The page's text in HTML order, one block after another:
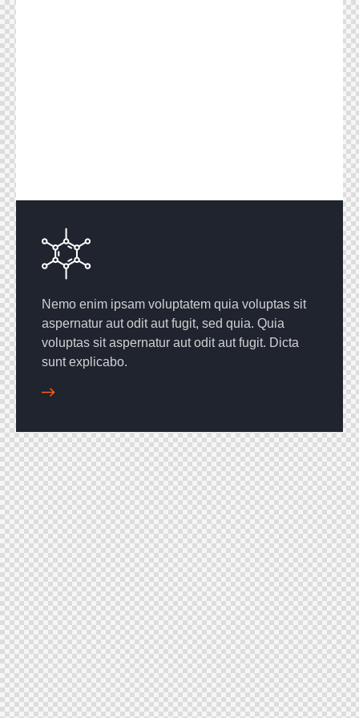
Nemo enim ipsam voluptatem quia voluptas sit
aspernatur aut odit aut fugit, sed quia. Quia
voluptas sit aspernatur aut odit aut fugit. Dicta
sunt explicabo.